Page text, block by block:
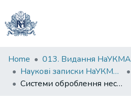
Communities
&
Collections
Home
013. Видання НаУКМА
Наукові записки НаУКМА. Комп'ютерні науки
Системи оброблення неструктурованої мультимедійної інформації